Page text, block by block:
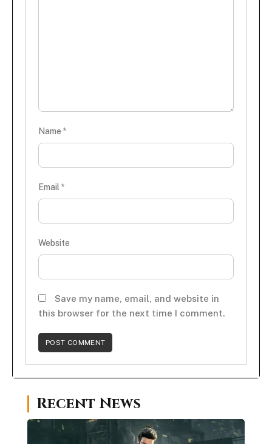
Name *
Email *
Website
Save my name, email, and website in
this browser for the next time I comment.
Recent News